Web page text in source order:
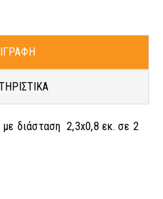
διάσταση 2,3x0,8 εκ. σε 2